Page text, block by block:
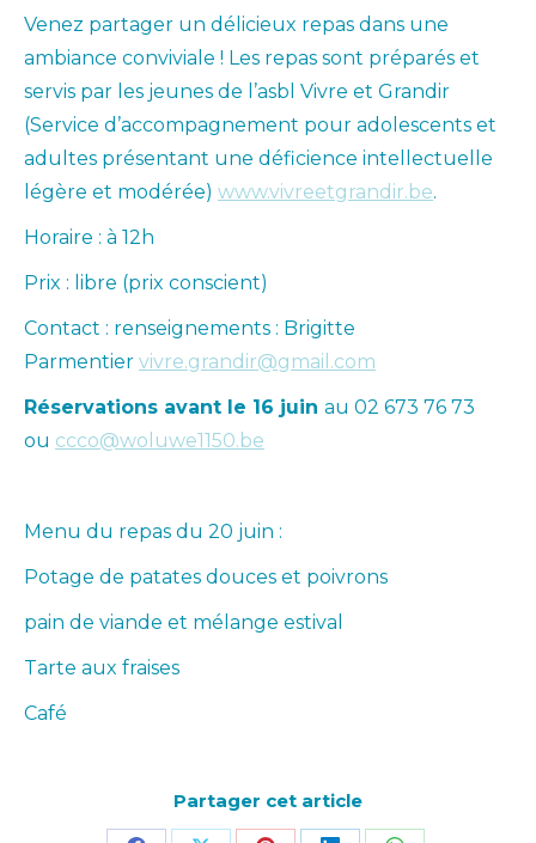
Venez partager un délicieux repas dans une
ambiance conviviale ! Les repas sont préparés et
servis par les jeunes de l’asbl Vivre et Grandir
(Service d’accompagnement pour adolescents et
adultes présentant une déficience intellectuelle
légère et modérée) www.vivreetgrandir.be.
Horaire : à 12h
Prix : libre (prix conscient)
Contact : renseignements : Brigitte
Parmentier vivre.grandir@gmail.com
Réservations avant le 16 juin au 02 673 76 73
ou ccco@woluwe1150.be
Menu du repas du 20 juin :
Potage de patates douces et poivrons
pain de viande et mélange estival
Tarte aux fraises
Café
Partager cet article